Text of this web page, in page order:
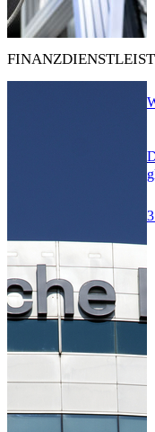
FINANZDIENSTLEIST